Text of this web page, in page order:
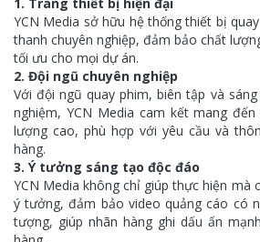
YCN Media sở hữu hệ thống thiết bị
thanh chuyên nghiệp, đảm bảo chất
tối ưu cho mọi dự án.
2. Đội ngũ chuyên nghiệp
Với đội ngũ quay phim, biên tập và
nghiệm, YCN Media cam kết mang
lượng cao, phù hợp với yêu cầu và
hàng.
3. Ý tưởng sáng tạo độc đáo
YCN Media không chỉ giúp thực hiện mà
ý tưởng, đảm bảo video quảng cáo có
tượng, giúp nhãn hàng ghi dấu ấn